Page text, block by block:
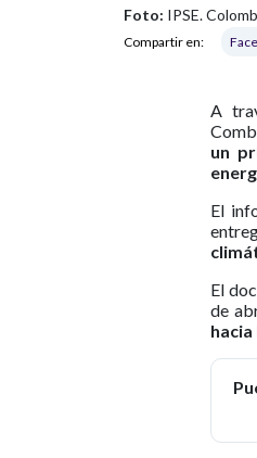
Foto: IPSE.
Compartir en:
A
un
El
El
de